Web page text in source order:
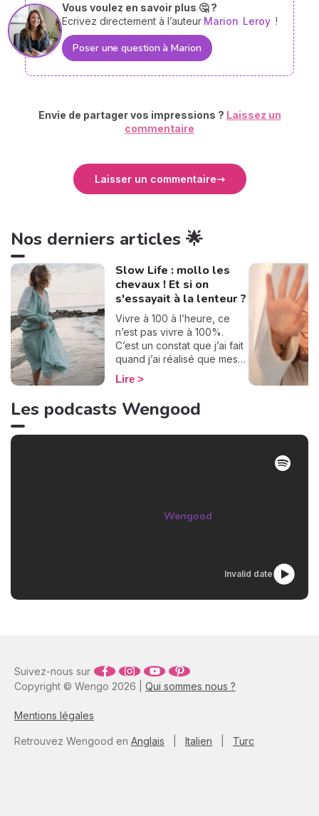
Vous voulez en savoir plus 🤔 ?
Ecrivez directement à l’auteur Marion Leroy !
Poser une question à Marion
Envie de partager vos impressions ? Laissez un
commentaire
Laisser un commentaire
Nos derniers articles 🌟
Slow Life : mollo les
chevaux ! Et si on
s'essayait à la lenteur ?
Vivre à 100 à l’heure, ce
n’est pas vivre à 100%.
C’est un constat que j’ai fait
quand j’ai réalisé que mes
journées se ressemblaient
et défilaient à toute allure.
de savourer, mais un beau
contre-courant. Comment et
Lire
Les podcasts Wengood
Wengood
Invalid date
Copyright © Wengo 2026 | Qui sommes nous ?
Mentions légales
Suivez-nous sur
Retrouvez Wengood en Anglais Italien Turc